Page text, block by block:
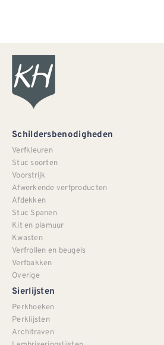
Schildersbenodigheden
Verfkleuren
Stuc soorten
Voorstrijk
Afwerkende verfproducten
Afdekken
Stuc Spanen
Kit en plamuur
Kwasten
Verfrollen en beugels
Verfbakken
Overige
Sierlijsten
Perkhoeken
Perklijsten
Architraven